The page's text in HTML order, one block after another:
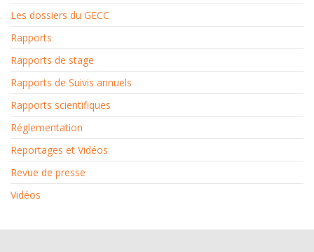
Les dossiers du GECC
Rapports
Rapports de stage
Rapports de Suivis annuels
Rapports scientifiques
Réglementation
Reportages et Vidéos
Revue de presse
Vidéos